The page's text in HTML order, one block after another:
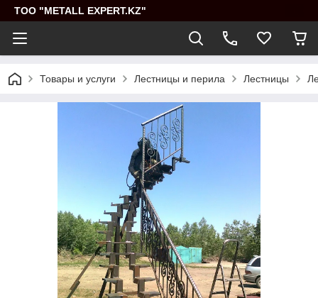
ТОО "METALL EXPERT.KZ"
Товары и услуги Лестницы и перила Лестницы